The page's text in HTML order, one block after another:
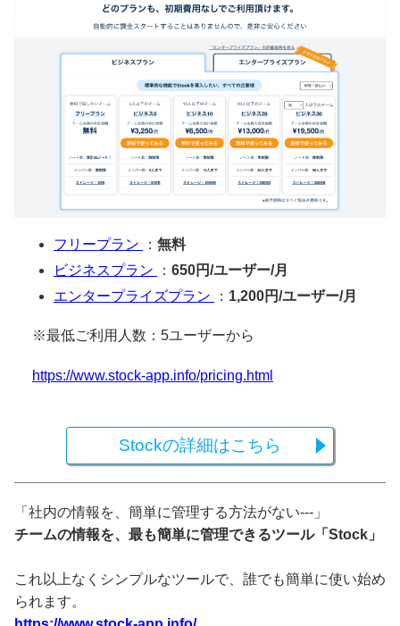
フリープラン ： 無料
ビジネスプラン
： 650円/ユーザー/月
エンタープライズプラン
： 1,200円/ユーザー/月
※最低ご利用人数：5ユーザーから
https://www.stock-app.info/pricing.html
Stockの詳細はこちら
「社内の情報を、簡単に管理する方法がない---」
チームの情報を、最も簡単に管理できるツール「Stock」
これ以上なくシンプルなツールで、誰でも簡単に使い始め
られます。